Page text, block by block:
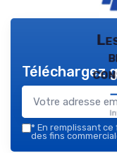
Téléchargez
* En remplissant ce
des fins